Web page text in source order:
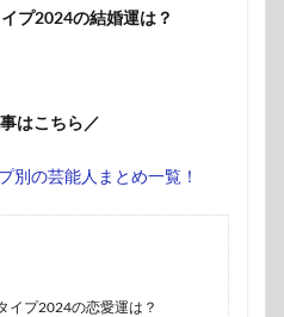
プ2024の結婚運は？
はこちら／
別の芸能人まとめ一覧！
イプ2024の恋愛運は？